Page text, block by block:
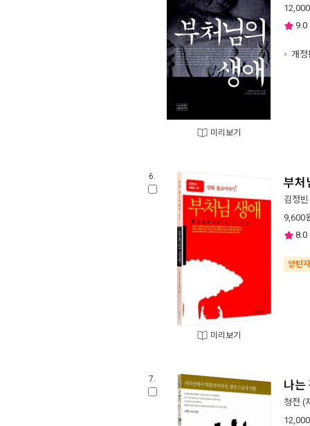
미리보기
12,000
9.0
개정
6.
미리보기
부처
김정빈
9,600
8.0
양탄
7. 나는
청전 (
12,000